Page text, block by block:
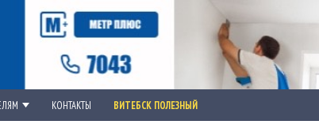
КОНТАКТЫ ВИТЕБСК ПОЛЕЗНЫЙ